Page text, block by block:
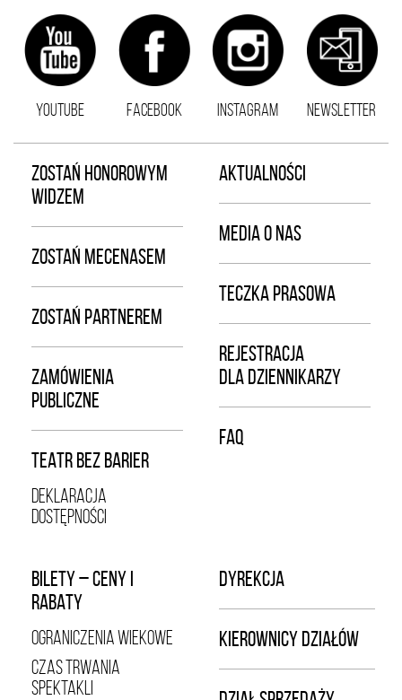
YOUTUBE FACEBOOK INSTAGRAM NEWSLETTER
ZOSTAŃ HONOROWYM
WIDZEM
ZOSTAŃ MECENASEM
ZOSTAŃ PARTNEREM
ZAMÓWIENIA
PUBLICZNE
TEATR BEZ BARIER
DEKLARACJA
DOSTĘPNOŚCI
AKTUALNOŚCI
MEDIA O NAS
TECZKA PRASOWA
REJESTRACJA
DLA DZIENNIKARZY
FAQ
BILETY – CENY I
RABATY
OGRANICZENIA WIEKOWE
CZAS TRWANIA
SPEKTAKLI
DYREKCJA
KIEROWNICY DZIAŁÓW